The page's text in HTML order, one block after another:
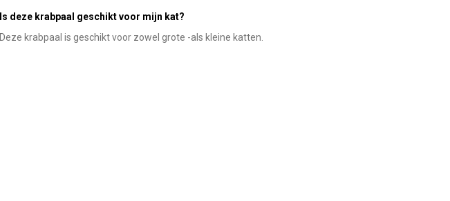
Is deze krabpaal geschikt voor mijn kat?
Deze krabpaal is geschikt voor zowel grote -als kleine katten.